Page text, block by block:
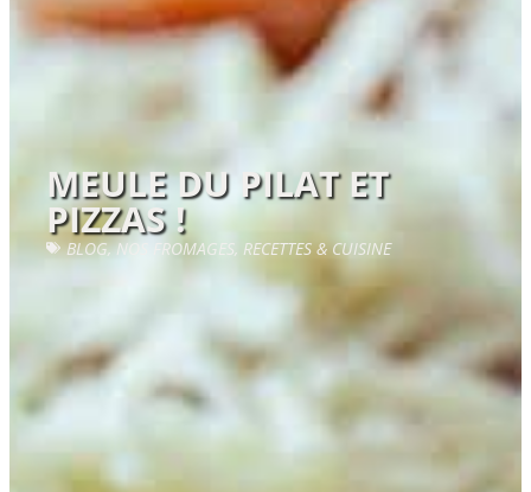
MEULE DU PILAT ET
PIZZAS !
BLOG,NOS FROMAGES, RECETTES & CUISINE